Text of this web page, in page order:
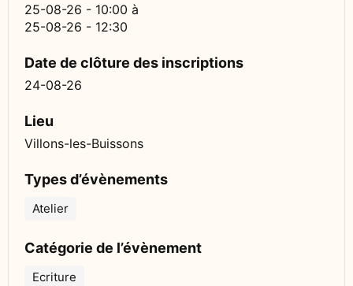
25-08-26 - 10:00 à
25-08-26 - 12:30
Date de clôture des inscriptions
24-08-26
Lieu
Villons-les-Buissons
Types d’évènements
Atelier
Catégorie de l’évènement
Ecriture